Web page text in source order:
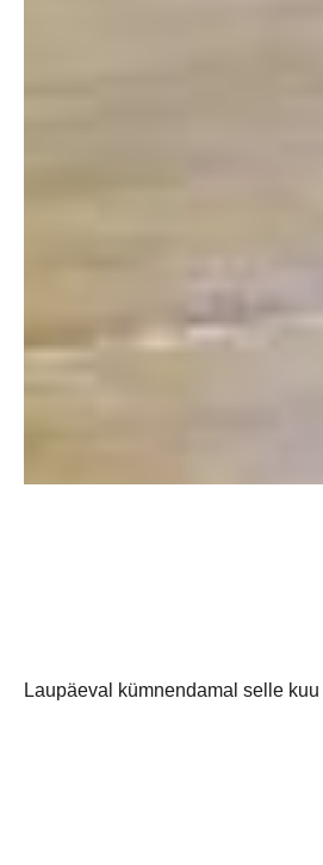
Laupäeval kümnendamal selle